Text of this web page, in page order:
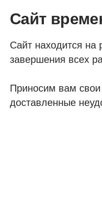
Сайт
Сайт находится на
завершения всех
Приносим вам свои
доставленные